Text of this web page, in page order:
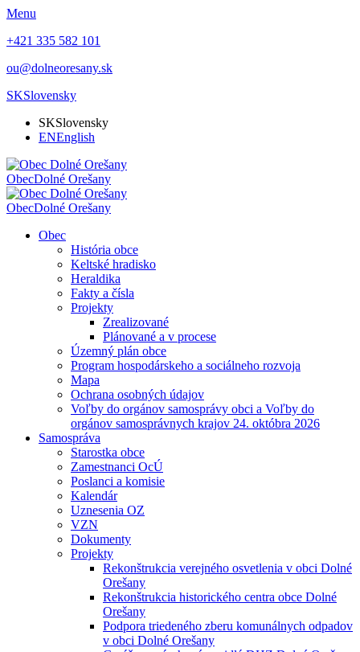
Menu
+421 335 582 101
ou@dolneoresany.sk
SKSlovensky
SKSlovensky
ENEnglish
ObecDolné Orešany
ObecDolné Orešany
Obec
História obce
Keltské hradisko
Heraldika
Fakty a čísla
Projekty
Zrealizované
Plánované a v procese
Územný plán obce
Program hospodárskeho a sociálneho rozvoja
Mapa
Ochrana osobných údajov
Voľby do orgánov samosprávy obci a Voľby do
orgánov samosprávnych krajov 24. októbra 2026
Samospráva
Starostka obce
Zamestnanci OcÚ
Poslanci a komisie
Kalendár
Uznesenia OZ
VZN
Dokumenty
Projekty
Rekonštrukcia verejného osvetlenia v obci Dolné
Orešany
Rekonštrukcia historického centra obce Dolné
Orešany
Podpora triedeného zberu komunálnych odpadov
v obci Dolné Orešany